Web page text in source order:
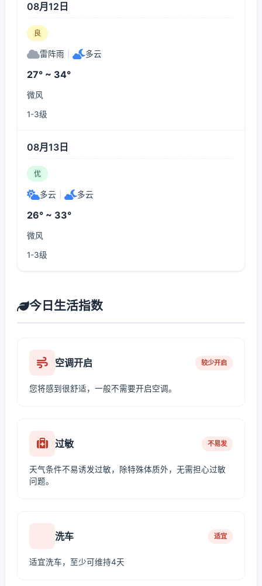
08月12日
良
雷阵雨 多云
27° ~ 34°
微风
1-3级
08月13日
优
多云 多云
26° ~ 33°
微风
1-3级
今日生活指数
空调开启 较少开启
您将感到很舒适，一般不需要开启空调。
过敏 不易发
天气条件不易诱发过敏，除特殊体质外，无需担心过敏
问题。
洗车 适宜
适宜洗车，至少可维持4天